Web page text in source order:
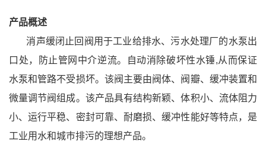
产品概述
消声缓闭止回阀用于工业给排水、污水处理厂的水泵出
口处，防止管网中介逆流。自动消除破坏性水锤,从而保证
水泵和管路不受损坏。该阀主要由阀体、阀瓣、缓冲装置和
微量调节阀组成。该产品具有结构新颖、体积小、流体阻力
小、运行平稳、密封可靠、耐磨损、缓冲性能好等特点，是
工业用水和城巿排污的理想产品。